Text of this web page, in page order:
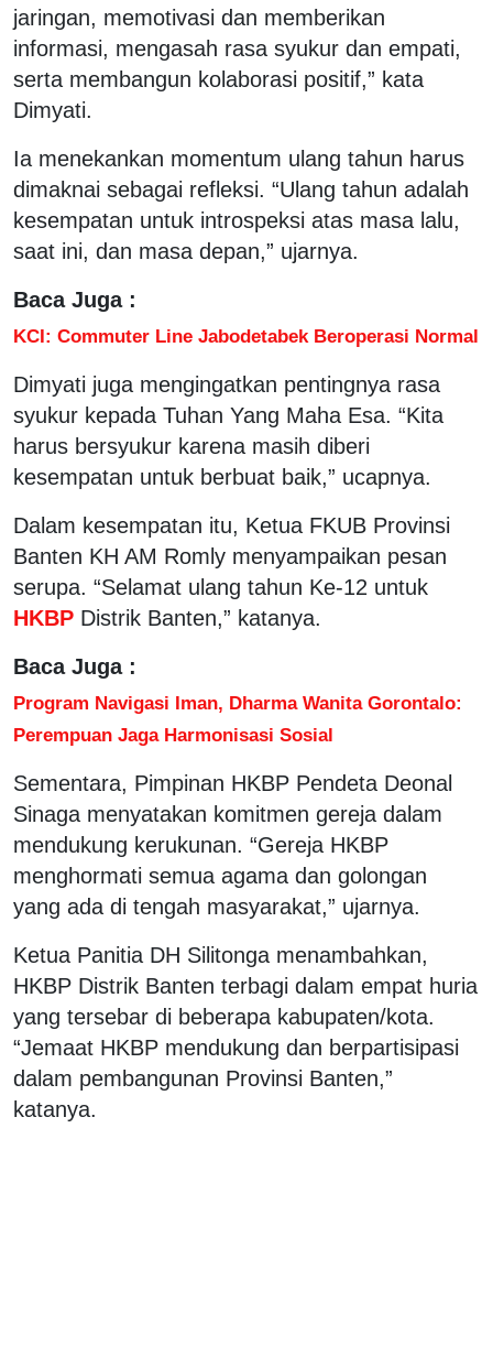
jaringan, memotivasi dan memberikan
informasi, mengasah rasa syukur dan empati,
serta membangun kolaborasi positif,” kata
Dimyati.
Ia menekankan momentum ulang tahun harus
dimaknai sebagai refleksi. “Ulang tahun adalah
kesempatan untuk introspeksi atas masa lalu,
saat ini, dan masa depan,” ujarnya.
Baca Juga :
KCI: Commuter Line Jabodetabek Beroperasi Normal
Dimyati juga mengingatkan pentingnya rasa
syukur kepada Tuhan Yang Maha Esa. “Kita
harus bersyukur karena masih diberi
kesempatan untuk berbuat baik,” ucapnya.
Dalam kesempatan itu, Ketua FKUB Provinsi
Banten KH AM Romly menyampaikan pesan
serupa. “Selamat ulang tahun Ke-12 untuk
HKBP Distrik Banten,” katanya.
Baca Juga :
Program Navigasi Iman, Dharma Wanita Gorontalo:
Perempuan Jaga Harmonisasi Sosial
Sementara, Pimpinan HKBP Pendeta Deonal
Sinaga menyatakan komitmen gereja dalam
mendukung kerukunan. “Gereja HKBP
menghormati semua agama dan golongan
yang ada di tengah masyarakat,” ujarnya.
Ketua Panitia DH Silitonga menambahkan,
HKBP Distrik Banten terbagi dalam empat huria
yang tersebar di beberapa kabupaten/kota.
“Jemaat HKBP mendukung dan berpartisipasi
dalam pembangunan Provinsi Banten,”
katanya.